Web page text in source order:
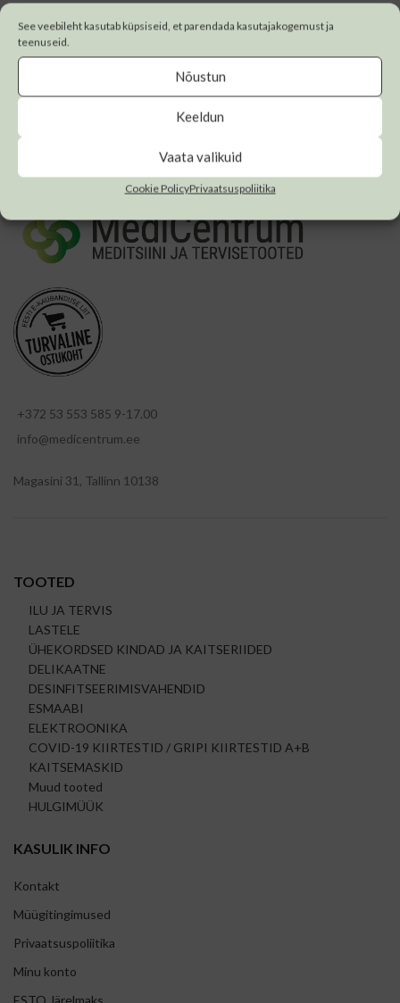
See veebileht kasutab küpsiseid, et parendada kasutajakogemust ja
teenuseid.
Nõustun
Keeldun
Vaata valikuid
Cookie PolicyPrivaatsuspoliitika
+372 53 553 585 9-17.00
info@medicentrum.ee
Magasini 31, Tallinn 10138
TOOTED
ILU JA TERVIS
LASTELE
ÜHEKORDSED KINDAD JA KAITSERIIDED
DELIKAATNE
DESINFITSEERIMISVAHENDID
ESMAABI
ELEKTROONIKA
COVID-19 KIIRTESTID / GRIPI KIIRTESTID A+B
KAITSEMASKID
Muud tooted
HULGIMÜÜK
KASULIK INFO
Kontakt
Müügitingimused
Privaatsuspoliitika
Minu konto
ESTO Järelmaks